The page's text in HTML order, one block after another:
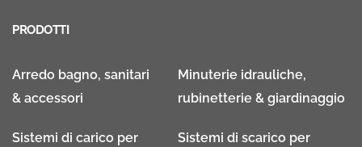
PRODOTTI
Arredo bagno, sanitari
& accessori
Minuterie idrauliche,
rubinetterie & giardinaggio
Sistemi di carico per
Sistemi di scarico per